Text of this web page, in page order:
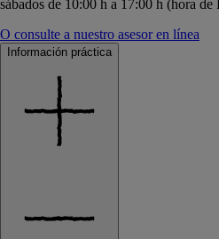
sábados de 10:00 h a 17:00 h (hora
O consulte a nuestro asesor en línea
Información práctica